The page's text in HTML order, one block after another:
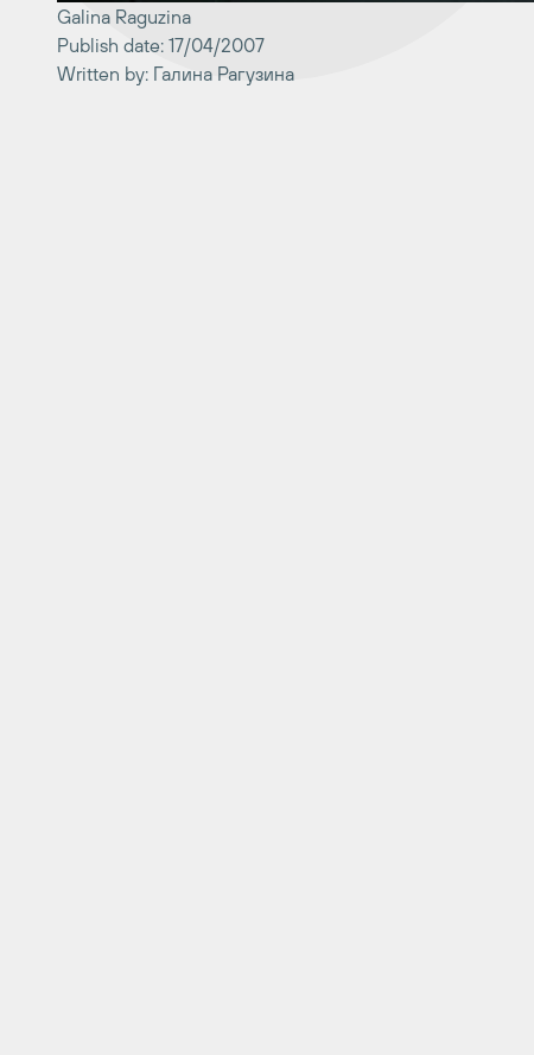
Galina Raguzina
Publish date: 17/04/2007
Written by: Галина Рагузина